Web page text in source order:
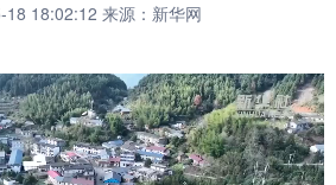
经 网评
智库 全球连线 教育
创 量子 体育
画 健康 军事
18 18:02:12 来源：新华网